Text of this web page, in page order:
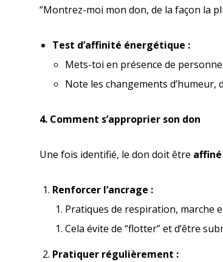
“Montrez-moi mon don, de la façon la
Test d’affinité énergétique :
Mets-toi en présence de
Note les changements
4. Comment s’approprier son don
Une fois identifié, le don doit être affiné
Renforcer l’ancrage :
Pratiques de respiration, marche
Cela évite de “flotter” et d’être
Pratiquer régulièrement :